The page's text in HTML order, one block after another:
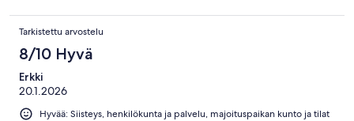
Tarkistettu arvostelu
8/10 Hyvä
Erkki
20.1.2026
Hyvää: Siisteys, henkilökunta ja palvelu, majoituspaikan kunto ja tilat